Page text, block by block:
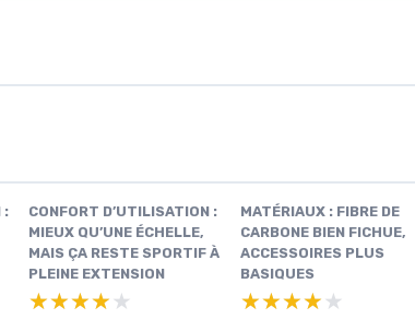
:
CONFORT D’UTILISATION :
MIEUX QU’UNE ÉCHELLE,
MAIS ÇA RESTE SPORTIF À
PLEINE EXTENSION
★★★★★
★★★★★
MATÉRIAUX : FIBRE DE
CARBONE BIEN FICHUE,
ACCESSOIRES PLUS
BASIQUES
★★★★★
★★★★★